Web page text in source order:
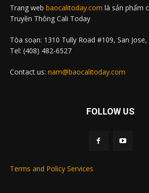
Trang web baocalitoday.com là sản phẩm
Truyền Thông Cali Today
Tòa soạn: 1310 Tully Road #109, San Jose,
Tel: (408) 482-6527
Contact us: nam@baocalitoday.com
FOLLOW US
Terms and Policy Services